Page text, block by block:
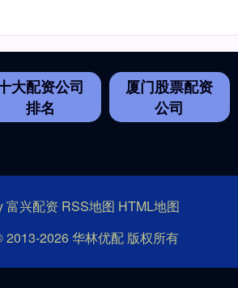
大配资公司
排名
厦门股票配资
公司
富兴配资 RSS地图 HTML地图
2013-2026 华林优配 版权所有